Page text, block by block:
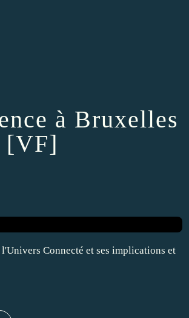
à Bruxelles
[VF]
Connecté et ses implications et